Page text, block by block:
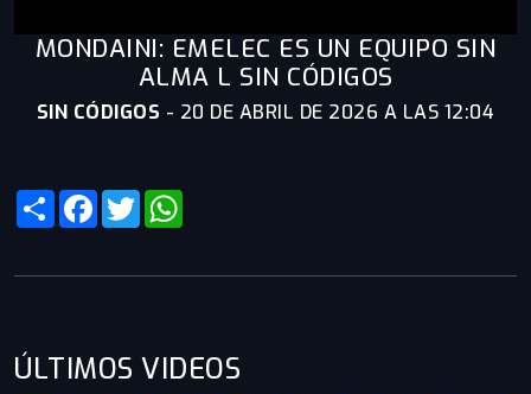
MONDAINI: EMELEC ES UN EQUIPO SIN
ALMA L SIN CÓDIGOS
SIN CÓDIGOS - 20 DE ABRIL DE 2026 A LAS 12:04
ShareFacebook
Twitter
ÚLTIMOS VIDEOS